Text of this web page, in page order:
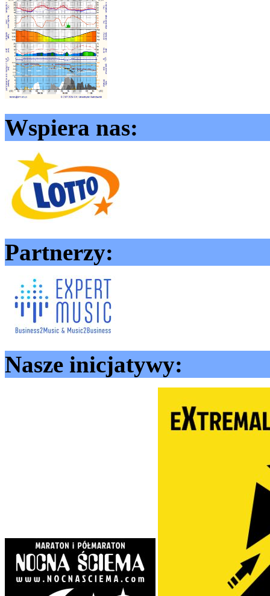
Wspiera nas:
Partnerzy:
Nasze inicjatywy: